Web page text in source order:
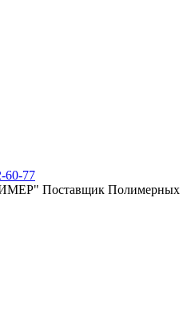
60-77
Поставщик Полимерных